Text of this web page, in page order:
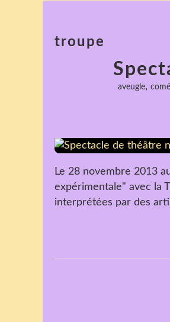
troupe
aveugle,
Le 28 novembre 2013
expérimentale" avec la
interprétées par des